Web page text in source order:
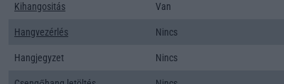
Kihangositás Van
Hangvezérlés Nincs
Hangjegyzet Nincs